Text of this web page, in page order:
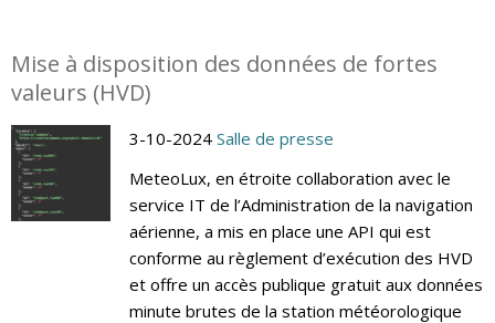
Mise à disposition des données de fortes
valeurs (HVD)
3-10-2024 Salle de presse
MeteoLux, en étroite collaboration avec le
service IT de l’Administration de la navigation
aérienne, a mis en place une API qui est
conforme au règlement d’exécution des HVD
et offre un accès publique gratuit aux données
minute brutes de la station météorologique